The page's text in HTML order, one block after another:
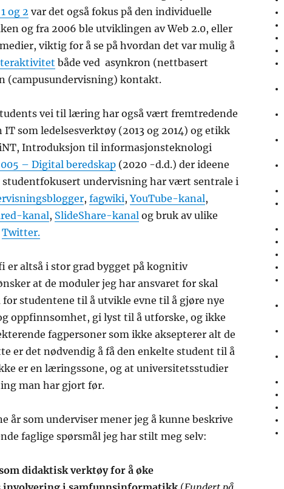
og 2 var det også fokus på den individuelle
og fra 2006 ble utviklingen av Web 2.0, eller
viktig for å se på hvordan det var mulig å
både ved asynkron (nettbasert
(campusundervisning) kontakt.
vei til læring har også vært fremtredende
som ledelsesverktøy (2013 og 2014) og etikk
Introduksjon til informasjonsteknologi
– Digital beredskap(2020 -d.d.) der ideene
studentfokusert undervisning har vært sentrale i
, fagwiki,YouTube-kanal,
kanal, SlideShare-kanalog bruk av ulike
Twitter.
altså i stor grad bygget på kognitiv
at de moduler jeg har ansvaret for skal
studentene til å utvikle evne til å gjøre nye
oppfinnsomhet, gi lyst til å utforske, og ikke
fagpersoner som ikke aksepterer alt de
er det nødvendig å få den enkelte student til å
er en læringssone, og at universitetsstudier
man har gjort før.
år som underviser mener jeg å kunne beskrive
faglige spørsmål jeg har stilt meg selv:
didaktisk verktøy for å øke